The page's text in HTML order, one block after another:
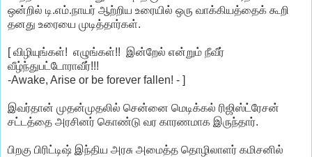
ஒன்றில் டி.எம்.நாயர் ஆற்றிய உரையில் ஒரு வாக்கியத்தைக் கூறி
தனது உரையை முடித்தார்கள்.
[ விழியுங்கள்! எழுங்கள்!! இன்றேல் என்றும் நீவீர்
வீழ்ந்துபட்டோராவீர்!!!
-Awake, Arise or be forever fallen! - ]
இவர்தான் முதன்முதலில் சென்னை மெடிக்கல் ரிஜிஸ்ட்ரேசன்
சட்டத்தை அரசினர் கொண்டு வர காரணமாக இருந்தார்.
பிறகு பிரிட்டிஷ் இந்திய அரசு அமைத்த தொழிலாளர் கமிசனில்